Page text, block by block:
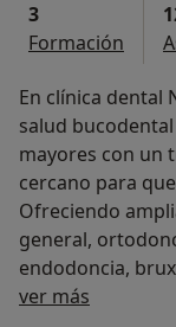
3
Formación
En clínica dental
salud
mayores con un
cercano para
Ofreciendo
general,
endodoncia,
ver más